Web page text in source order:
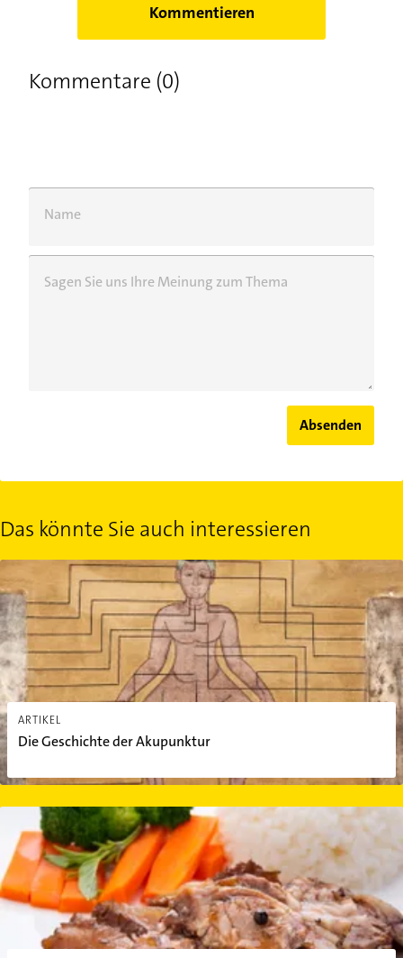
Kommentieren
Kommentare (0)
Name
Sagen Sie uns Ihre Meinung zum Thema
Absenden
Das könnte Sie auch interessieren
ARTIKEL
Die Geschichte der Akupunktur
Die Geschichte der Akupunktur
TCM Ernährung: Den Speiseplan nach Yin und Yang einteilen